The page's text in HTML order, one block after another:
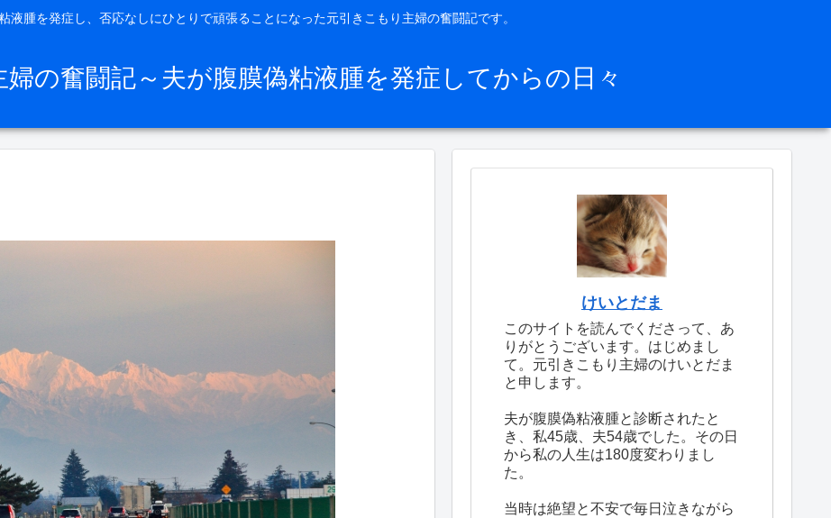
液腫を発症し、否応なしにひとりで頑張ることになった元引きこもり主婦の奮闘記です。
の奮闘記～夫が腹膜偽粘液腫を発症してからの日々
けいとだま
このサイトを読んでくださって、あ
りがとうございます。はじめまし
て。元引きこもり主婦のけいとだま
と申します。
夫が腹膜偽粘液腫と診断されたと
き、私45歳、夫54歳でした。その日
から私の人生は180度変わりまし
た。
当時は絶望と不安で毎日泣きながら